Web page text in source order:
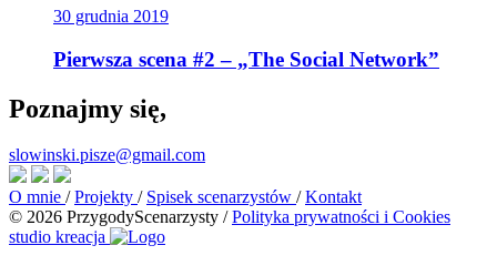
30 grudnia 2019
Pierwsza scena #2 – „The Social Network”
Poznajmy się,
slowinski.pisze@gmail.com
O mnie / Projekty / Spisek scenarzystów / Kontakt
© 2026 PrzygodyScenarzysty / Polityka prywatności i Cookies
studio kreacja